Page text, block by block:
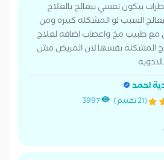
بيكون نفسي بيعالج بالعلاج
السبب لو المشكله كبيره ومن
مع طبيب مخ واعصاب اضافه لعلاج
المشكله نفسها لان المريض مش
احمد
(21 تقييم) 3997